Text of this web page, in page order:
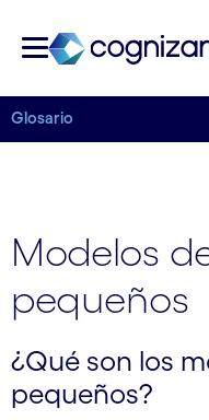
Glosario
Modelos
pequeños
¿Qué son los
pequeños?